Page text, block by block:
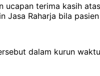
ucapan terima kasih
Jasa Raharja bila
dalam kurun